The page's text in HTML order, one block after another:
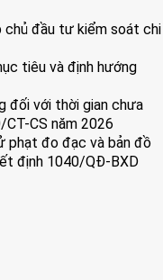
chủ đầu tư kiểm soát chi
tiêu và định hướng
đối với thời gian chưa
CS năm 2026
phạt đo đạc và bản đồ
định 1040/QĐ-BXD